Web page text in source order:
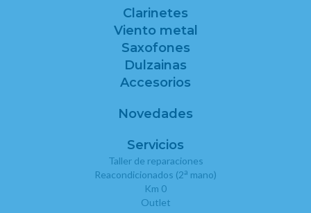
Clarinetes
Viento metal
Saxofones
Dulzainas
Accesorios
Novedades
Servicios
Taller de reparaciones
Reacondicionados (2a mano)
Km 0
Outlet